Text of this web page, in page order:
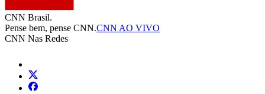
CNN Brasil.
Pense bem, pense CNN.CNN AO VIVO
CNN Nas Redes